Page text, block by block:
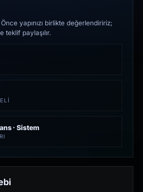
Önce yapınızı birlikte değerlendiririz;
teklif paylaşılır.
· Sistem